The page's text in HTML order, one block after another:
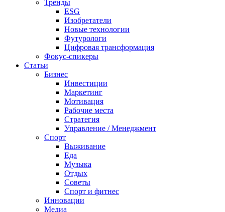
Тренды
ESG
Изобретатели
Новые технологии
Футурологи
Цифровая трансформация
Фокус-спикеры
Статьи
Бизнес
Инвестиции
Маркетинг
Мотивация
Рабочие места
Стратегия
Управление / Менеджмент
Спорт
Выживание
Еда
Музыка
Отдых
Советы
Спорт и фитнес
Инновации
Медиа